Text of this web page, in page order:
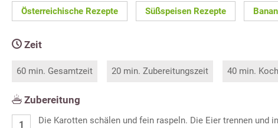
Österreichische Rezepte Süßspeisen Rezepte
Zeit
60 min. Gesamtzeit 20 min. Zubereitungszeit 40 min.
Zubereitung
Die Karotten schälen und fein raspeln. Die Eier trennen und